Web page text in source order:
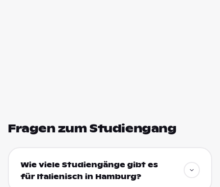
Fragen zum Studiengang
Wie viele Studiengänge gibt es
für Italienisch in Hamburg?